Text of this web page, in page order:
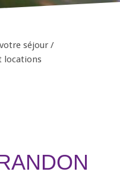
séjour /
locations